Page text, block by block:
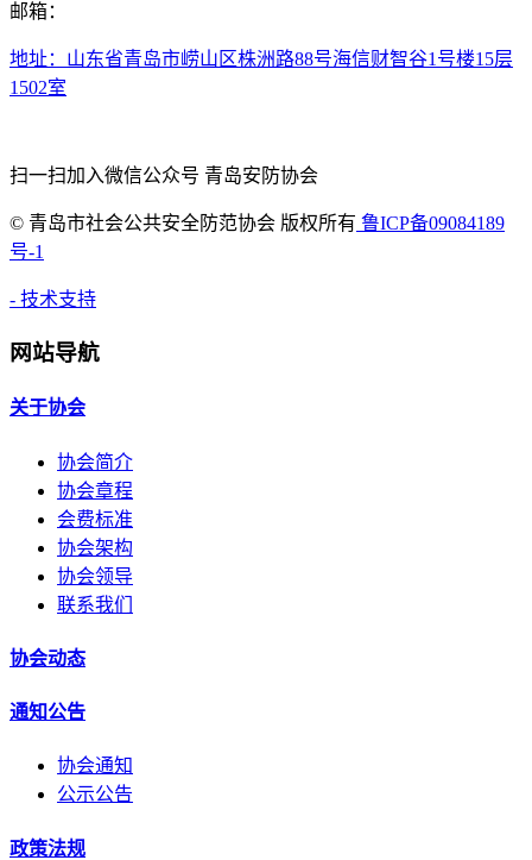
邮箱：
地址：山东省青岛市崂山区株洲路88号海信财智谷1号楼15层
1502室
扫一扫加入微信公众号 青岛安防协会
© 青岛市社会公共安全防范协会 版权所有 鲁ICP备09084189
号-1
- 技术支持
网站导航
关于协会
协会简介
协会章程
会费标准
协会架构
协会领导
联系我们
协会动态
通知公告
协会通知
公示公告
政策法规